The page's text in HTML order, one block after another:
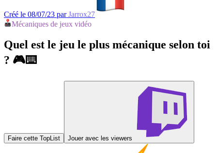
Créé le 08/07/23 par Jarrox27
Mécaniques de jeux vidéo
Quel est le jeu le plus mécanique selon toi
? 🎮⌨️
Faire cette TopList Jouer avec les viewers